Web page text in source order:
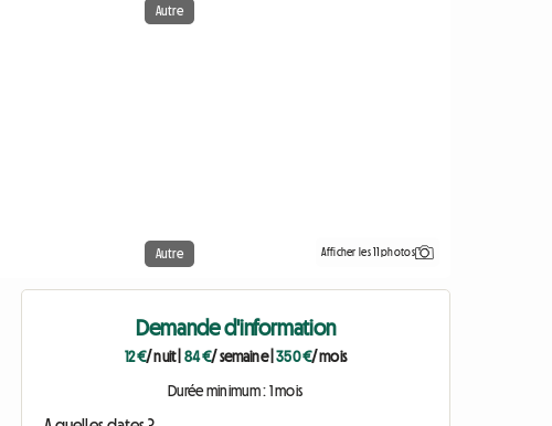
Autre
Autre Afficher les 11 photos
Demande d'information
12 €/ nuit| 84 €/ semaine|350 €/ mois
Durée minimum : 1 mois